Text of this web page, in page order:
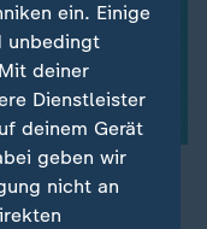
ein. Einige
unbedingt
deiner
Dienstleister
deinem Gerät
geben wir
nicht an